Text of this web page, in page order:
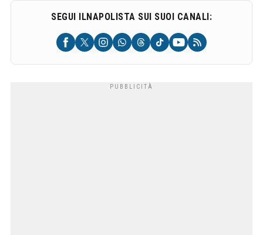
SEGUI ILNAPOLISTA SUI SUOI CANALI: